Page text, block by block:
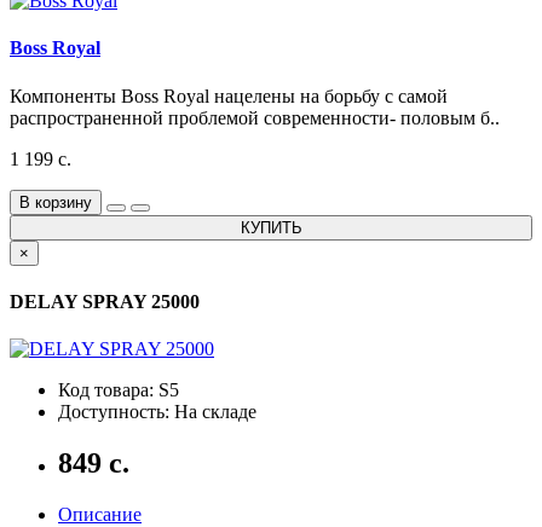
Boss Royal
Компоненты Boss Royal нацелены на борьбу с самой
распространенной проблемой современности- половым б..
1 199 с.
В корзину
КУПИТЬ
×
DELAY SPRAY 25000
Код товара: S5
Доступность: На складе
849 с.
Описание